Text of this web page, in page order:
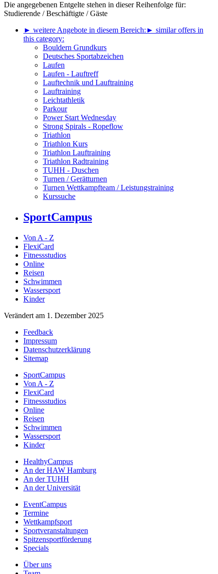
Die angegebenen Entgelte stehen in dieser Reihenfolge für:
Studierende / Beschäftigte / Gäste
► weitere Angebote in diesem Bereich: ► similar offers in
this category:
Bouldern Grundkurs
Deutsches Sportabzeichen
Laufen
Laufen - Lauftreff
Lauftechnik und Lauftraining
Lauftraining
Leichtathletik
Parkour
Power Start Wednesday
Strong Spirals - Ropeflow
Triathlon
Triathlon Kurs
Triathlon Lauftraining
Triathlon Radtraining
TUHH - Duschen
Turnen / Gerätturnen
Turnen Wettkampfteam / Leistungstraining
Kurssuche
SportCampus
Von A - Z
FlexiCard
Fitnessstudios
Online
Reisen
Schwimmen
Wassersport
Kinder
Verändert am 1. Dezember 2025
Feedback
Impressum
Datenschutzerklärung
Sitemap
SportCampus
Von A - Z
FlexiCard
Fitnessstudios
Online
Reisen
Schwimmen
Wassersport
Kinder
HealthyCampus
An der HAW Hamburg
An der TUHH
An der Universität
EventCampus
Termine
Wettkampfsport
Sportveranstaltungen
Spitzensportförderung
Specials
Über uns